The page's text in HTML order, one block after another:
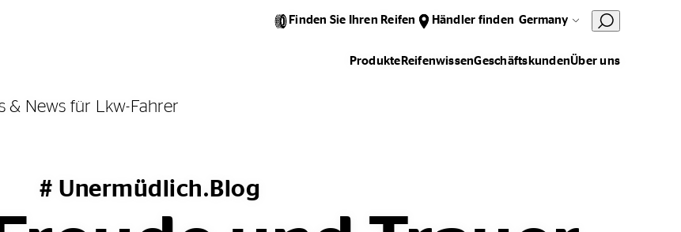
Finden Sie Ihren Reifen Händler finden Germany
Produkte ReifenwissenGeschäftskundenÜber uns
& News für Lkw-Fahrer
# Unermüdlich.Blog